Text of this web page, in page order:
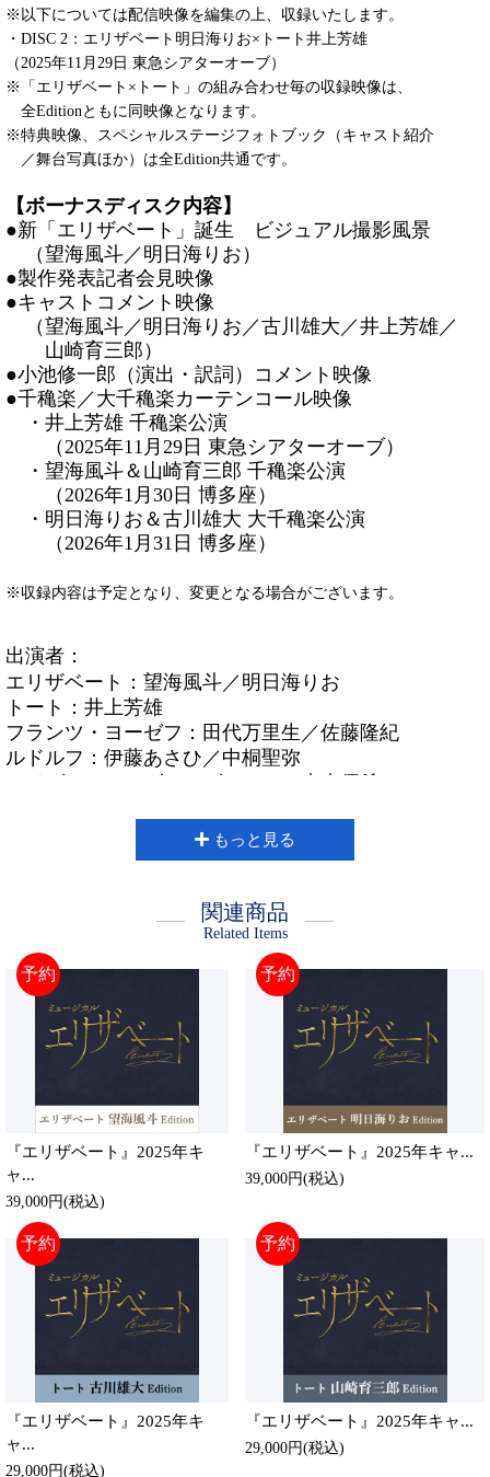
※以下については配信映像を編集の上、収録いたします。
・DISC 2：エリザベート明日海りお×トート井上芳雄
（2025年11月29日 東急シアターオーブ）
※「エリザベート×トート」の組み合わせ毎の収録映像は、
全Editionともに同映像となります。
※特典映像、スペシャルステージフォトブック（キャスト紹介
／舞台写真ほか）は全Edition共通です。
【ボーナスディスク内容】
●新「エリザベート」誕生 ビジュアル撮影風景
（望海風斗／明日海りお）
●製作発表記者会見映像
●キャストコメント映像
（望海風斗／明日海りお／古川雄大／井上芳雄／
山崎育三郎）
●小池修一郎（演出・訳詞）コメント映像
●千穐楽／大千穐楽カーテンコール映像
・井上芳雄 千穐楽公演
（2025年11月29日 東急シアターオーブ）
・望海風斗＆山崎育三郎 千穐楽公演
（2026年1月30日 博多座）
・明日海りお＆古川雄大 大千穐楽公演
（2026年1月31日 博多座）
※収録内容は予定となり、変更となる場合がございます。
出演者：
エリザベート：望海風斗／明日海りお
トート：井上芳雄
フランツ・ヨーゼフ：田代万里生／佐藤隆紀
ルドルフ：伊藤あさひ／中桐聖弥
ルイジ・ルキーニ：尾上松也／黒羽麻璃央
もっと見る
関連商品
Related Items
予約
『エリザベート』2025年キ
ャ...
39,000円(税込)
予約
『エリザベート』2025年キャ...
39,000円(税込)
予約
『エリザベート』2025年キ
ャ...
29,000円(税込)
予約
『エリザベート』2025年キャ...
29,000円(税込)